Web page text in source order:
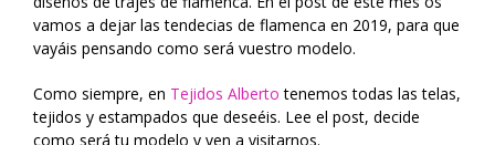
vamos a dejar las tendecias de flamenca en 2019, para que
vayáis pensando como será vuestro modelo.
Como siempre, en Tejidos Alberto tenemos todas las telas,
tejidos y estampados que deseéis. Lee el post, decide
como será tu modelo y ven a visitarnos.